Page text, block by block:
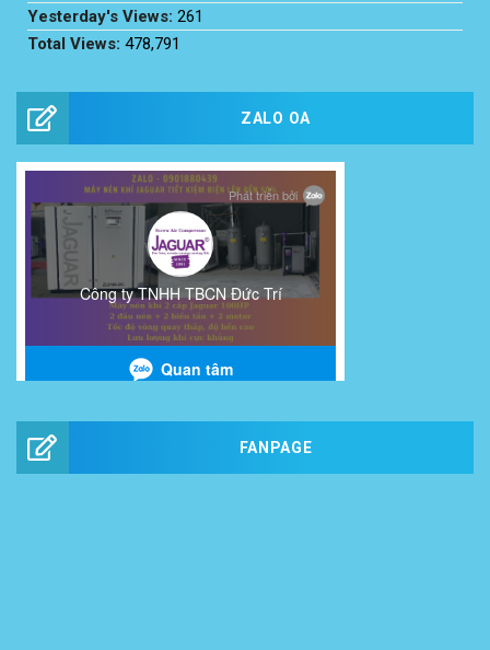
Yesterday's Views: 261
Total Views: 478,791
ZALO OA
FANPAGE